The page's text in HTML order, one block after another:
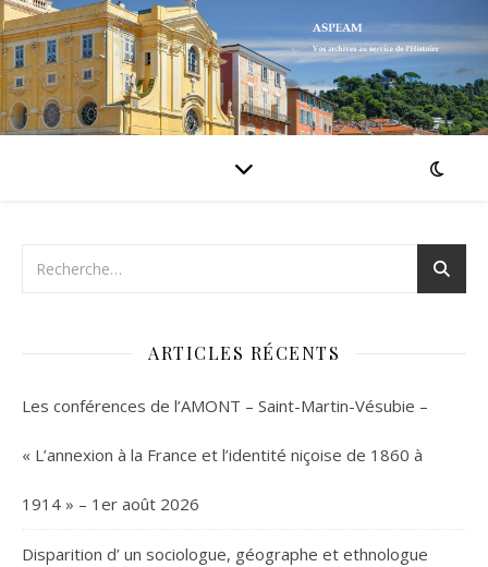
ARTICLES RÉCENTS
Les conférences de l’AMONT – Saint-Martin-Vésubie –
« L’annexion à la France et l’identité niçoise de 1860 à
1914 » – 1er août 2026
Disparition d’ un sociologue, géographe et ethnologue